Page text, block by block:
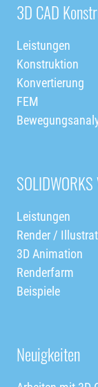
3D CAD
Leistungen
Konstruktion
Konvertierung
FEM
Leistungen
Render /
3D Animation
Renderfarm
Beispiele
Neuigkeiten